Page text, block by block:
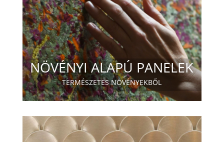
NÖVÉNYI ALAPÚ PANELEK
TERMÉSZETES NÖVÉNYEKBŐL